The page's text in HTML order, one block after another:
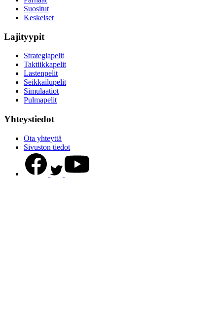
Suositut
Keskeiset
Lajityypit
Strategiapelit
Taktiikkapelit
Lastenpelit
Seikkailupelit
Simulaatiot
Pulmapelit
Yhteystiedot
Ota yhteyttä
Sivuston tiedot